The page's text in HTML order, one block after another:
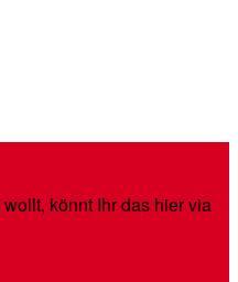
könnt Ihr das hier via